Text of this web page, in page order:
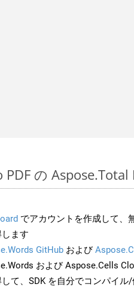
PDF の
でアカウントを作成して、
ます
GitHub および
および Aspose.Cells
して、SDK を自分でコンパイ